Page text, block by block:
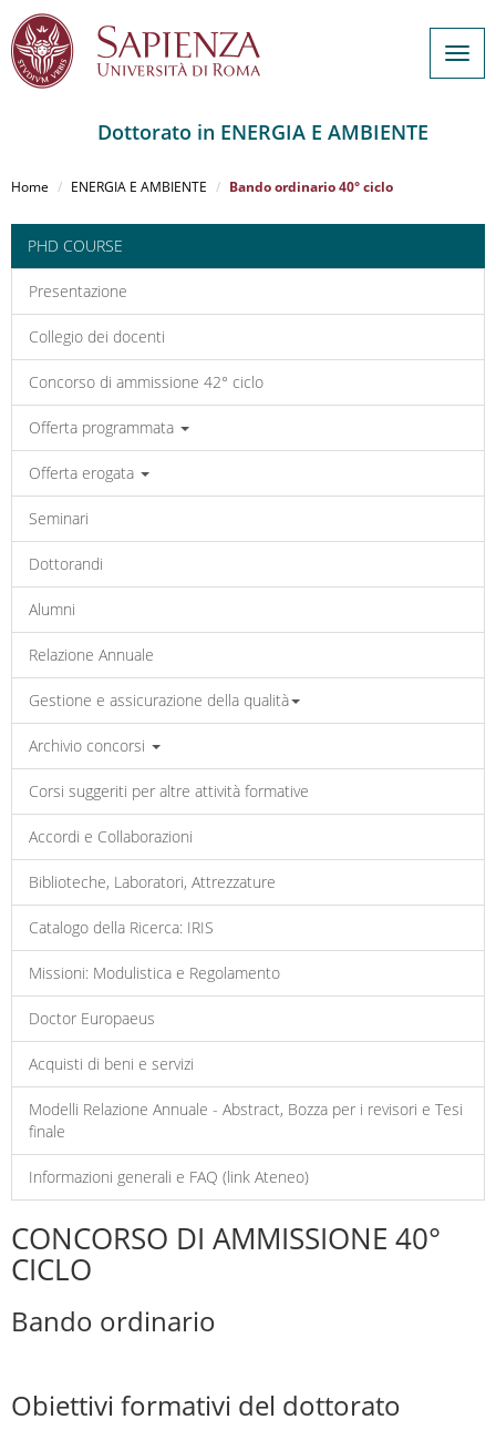
al
principale
Dottorato in ENERGIA E AMBIENTE
Home ENERGIA E AMBIENTE Bando ordinario 40° ciclo
PHD COURSE
Presentazione
Collegio dei docenti
Concorso di ammissione 42° ciclo
Offerta programmata
Offerta erogata
Seminari
Dottorandi
Alumni
Relazione Annuale
Gestione e assicurazione della qualità
Archivio concorsi
Corsi suggeriti per altre attività formative
Accordi e Collaborazioni
Biblioteche, Laboratori, Attrezzature
Catalogo della Ricerca: IRIS
Missioni: Modulistica e Regolamento
Doctor Europaeus
Acquisti di beni e servizi
Modelli Relazione Annuale - Abstract, Bozza per i revisori e Tesi
finale
Informazioni generali e FAQ (link Ateneo)
CONCORSO DI AMMISSIONE 40°
CICLO
Bando ordinario
Obiettivi formativi del dottorato